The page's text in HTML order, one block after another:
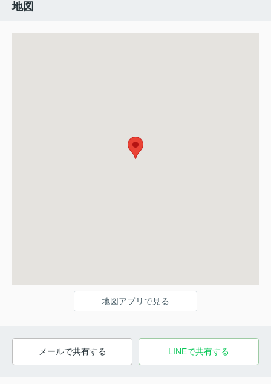
地図
地図アプリで見る
メールで共有する LINEで共有する